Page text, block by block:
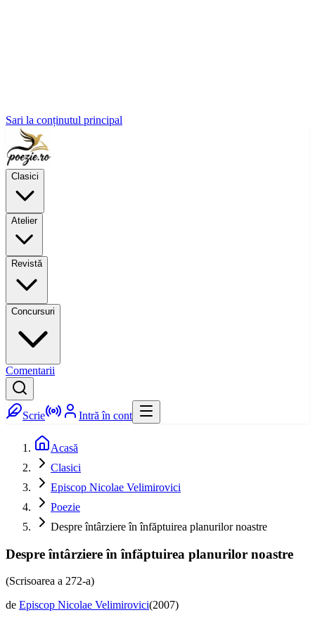
Sari la conținutul principal
Clasici
Atelier
Revistă
Concursuri
Comentarii
Scrie Intră în cont
Acasă
Clasici
Episcop Nicolae Velimirovici
Poezie
Despre întârziere în înfăptuirea planurilor noastre
Despre întârziere în înfăptuirea planurilor noastre
(Scrisoarea a 272-a)
de Episcop Nicolae Velimirovici(2007)